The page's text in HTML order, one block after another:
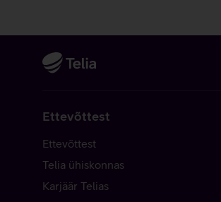
Ettevõttest
Ettevõttest
Telia ühiskonnas
Karjäär Telias